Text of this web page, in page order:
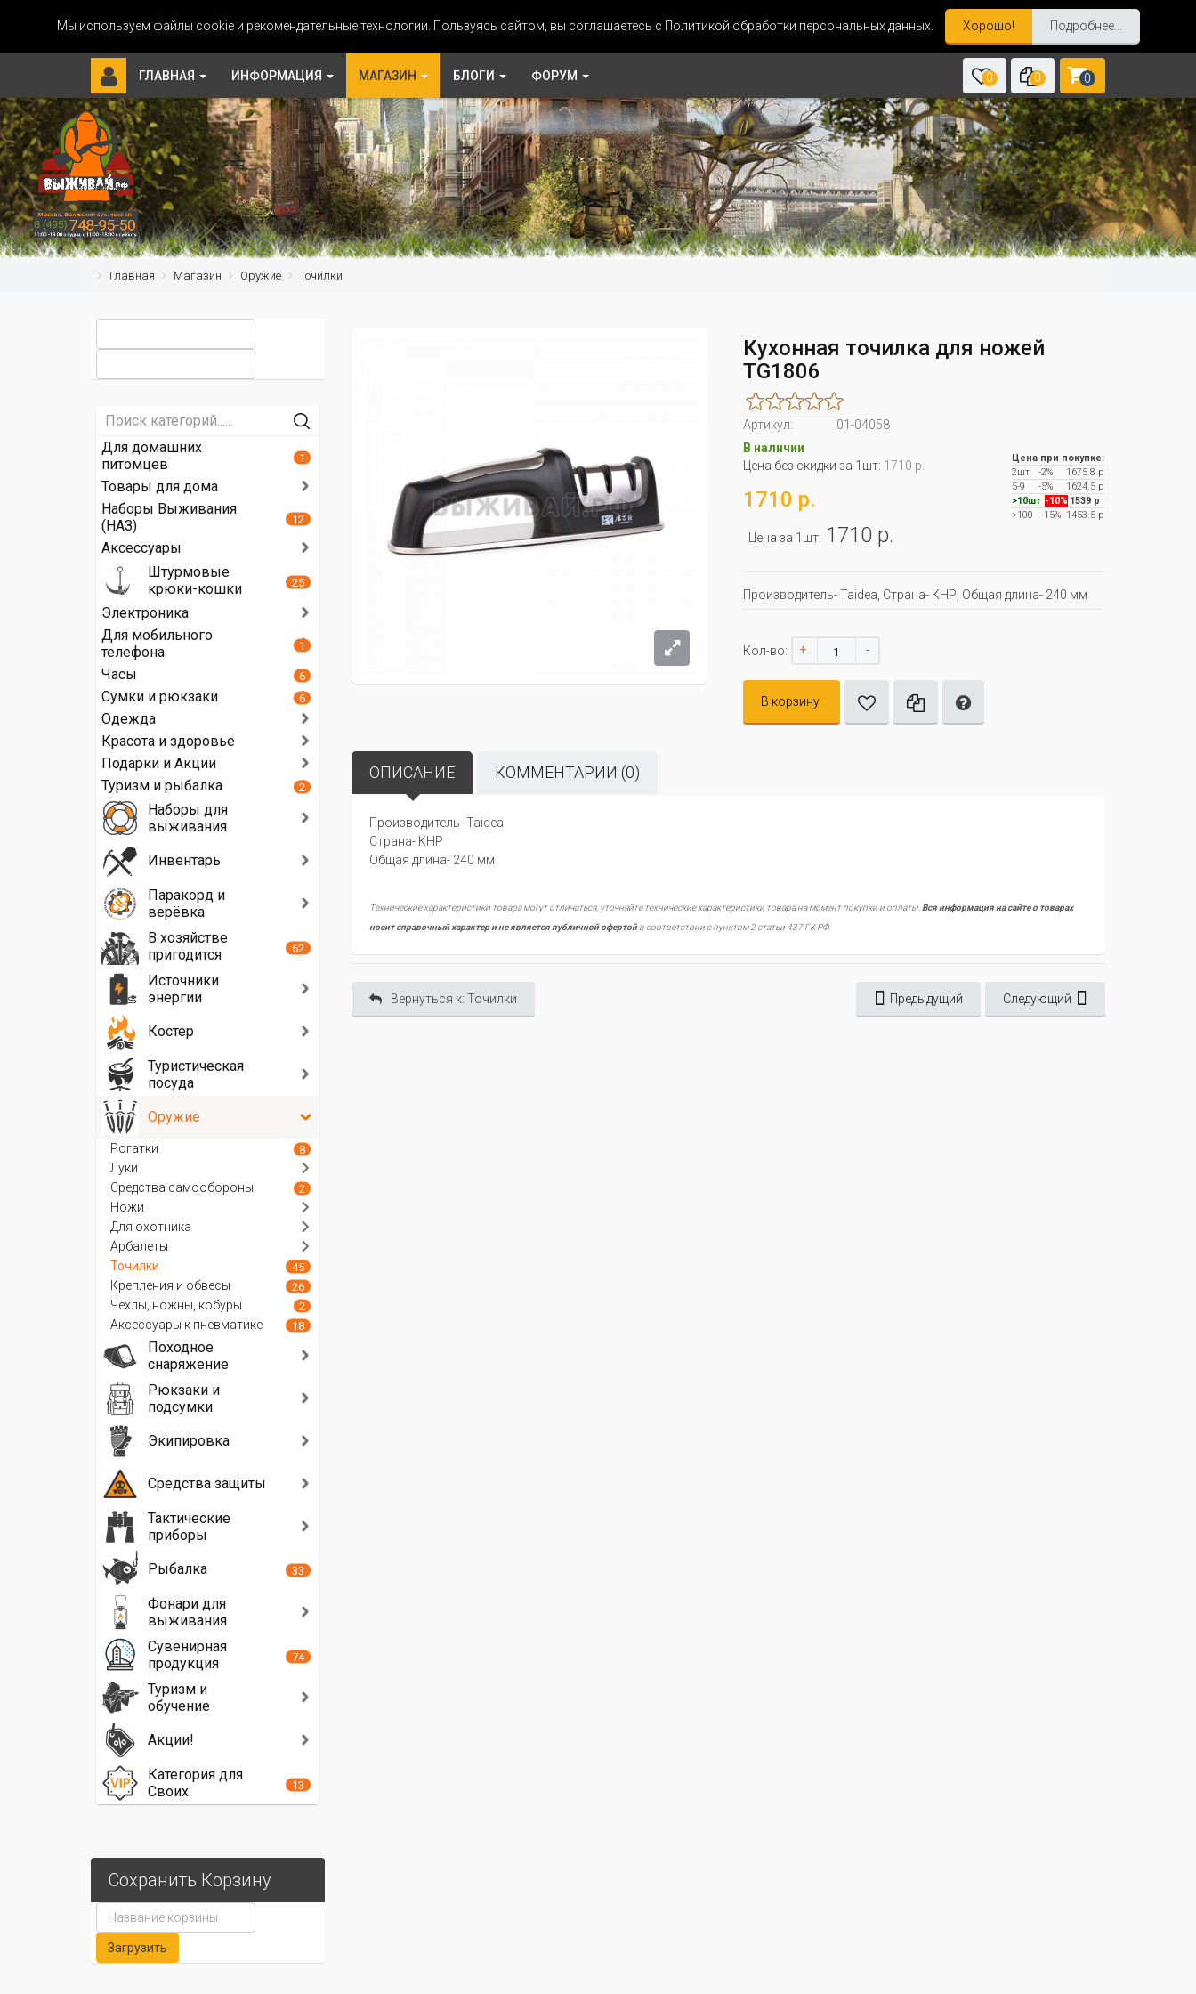
Мы используем файлы cookie и рекомендательные технологии. Пользуясь сайтом, вы соглашаетесь с Политикой обработки персональных данных. Хорошо! Подробнее...
ГЛАВНАЯ ИНФОРМАЦИЯ МАГАЗИН БЛОГИ ФОРУМ 0 0 0
Главная Магазин Оружие Точилки
Кухонная точилка для ножей
TG1806
Артикул:
01-04058
В наличии
Цена без скидки за 1шт: 1710 р.
1710 р.
Цена за 1шт: 1710 р.
Цена при покупке:
2шт
-2%
1675.8 р
5-9
-5%
1624.5 р
>10шт -10% 1539 р
>100
-15%1453.5 р
Производитель- Taidea, Страна- КНР, Oбщая длина- 240 мм
Кол-во: + -
В корзину
ОПИСАНИЕ КОММЕНТАРИИ (0)
Производитель- Taidea
Страна- КНР
Oбщая длина- 240 мм
Технические характеристики товара могут отличаться, уточняйте технические характеристики товара на момент покупки и оплаты.Вся информация на сайте о товарах
носит справочный характер и не является публичной офертойв соответствии с пунктом 2 статьи 437 ГК РФ.
Вернуться к: Точилки Предыдущий Следующий
Для домашних
питомцев
1
Товары для дома
Наборы Выживания
(НАЗ)
12
Аксессуары
Штурмовые
крюки-кошки
25
Электроника
Для мобильного
телефона
1
Часы 6
Сумки и рюкзаки 6
Одежда
Красота и здоровье
Подарки и Акции
Туризм и рыбалка
2
Наборы для
выживания
Инвентарь
Паракорд и
верёвка
В хозяйстве
пригодится
62
Источники
энергии
Костер
Туристическая
посуда
Оружие
Рогатки 8
Луки
Средства самообороны
2
Ножи
Для охотника
Арбалеты
Точилки
45
Крепления и обвесы 26
Чехлы, ножны, кобуры 2
Аксессуары к пневматике 18
Походное
снаряжение
Рюкзаки и
подсумки
Экипировка
Средства защиты
Тактические
приборы
Рыбалка
33
Фонари для
выживания
Сувенирная
продукция
74
Туризм и
обучение
Акции!
Категория для
Своих
13
Сохранить Корзину